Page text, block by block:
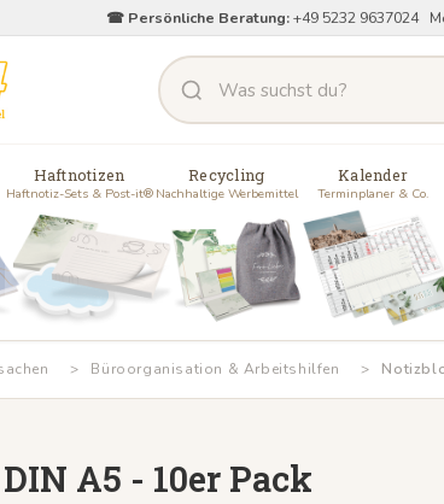
☎ Persönliche Beratung:+49 5232 9637024
Haftnotizen
Haftnotiz-Sets & Post-it®
Recycling
Nachhaltige Werbemittel
Kalender
Terminplaner & Co.
Büroorganisation & Arbeitshilfen
A5 - 10er Pack